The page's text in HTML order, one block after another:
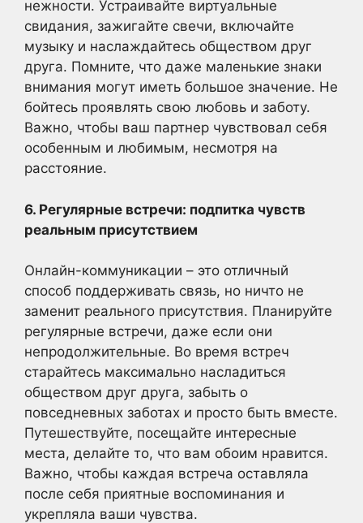
нежности. Устраивайте виртуальные
свидания, зажигайте свечи, включайте
музыку и наслаждайтесь обществом друг
друга. Помните, что даже маленькие знаки
внимания могут иметь большое значение. Не
бойтесь проявлять свою любовь и заботу.
Важно, чтобы ваш партнер чувствовал себя
особенным и любимым, несмотря на
расстояние.
6. Регулярные встречи: подпитка чувств
реальным присутствием
Онлайн-коммуникации – это отличный
способ поддерживать связь, но ничто не
заменит реального присутствия. Планируйте
регулярные встречи, даже если они
непродолжительные. Во время встреч
старайтесь максимально насладиться
обществом друг друга, забыть о
повседневных заботах и просто быть вместе.
Путешествуйте, посещайте интересные
места, делайте то, что вам обоим нравится.
Важно, чтобы каждая встреча оставляла
после себя приятные воспоминания и
укрепляла ваши чувства.